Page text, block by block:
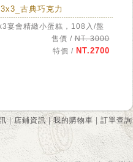
3x3_古典巧克力
宴會精緻小蛋糕，108入/盤
售價 /NT. 3000
特價 / NT.2700
|店鋪資訊|我的購物車
訂單查詢